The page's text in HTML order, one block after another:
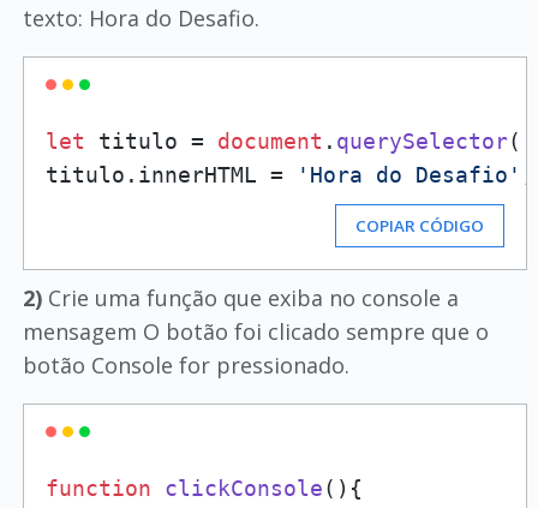
texto: Hora do Desafio.
let titulo = document . querySelector(
titulo. innerHTML = 'Hora do Desafio'
COPIAR CÓDIGO
2)Crie uma função que exiba no console a
mensagem O botão foi clicado sempre que o
botão Console for pressionado.
function clickConsole( ){